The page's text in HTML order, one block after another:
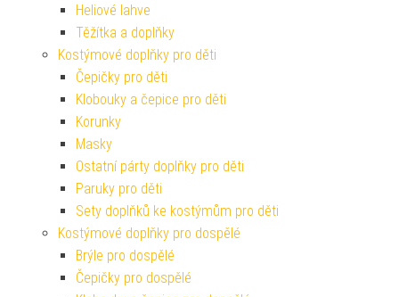
Heliové lahve
Těžítka a doplňky
Kostýmové doplňky pro děti
Čepičky pro děti
Klobouky a čepice pro děti
Korunky
Masky
Ostatní párty doplňky pro děti
Paruky pro děti
Sety doplňků ke kostýmům pro děti
Kostýmové doplňky pro dospělé
Brýle pro dospělé
Čepičky pro dospělé